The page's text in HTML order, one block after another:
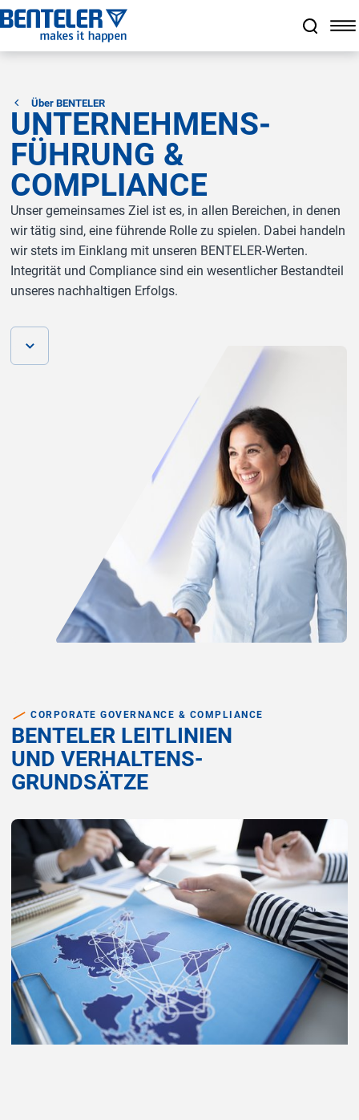
Zum Hauptinhalt springen
Zum Footer springen
Zum Ende der Navigation springen
Zum Beginn der Navigation springen
Über BENTELER
UNTERNEHMENS-
FÜHRUNG &
COMPLIANCE
Unser gemeinsames Ziel ist es, in allen Bereichen, in denen
wir tätig sind, eine führende Rolle zu spielen. Dabei handeln
wir stets im Einklang mit unseren BENTELER-Werten.
Integrität und Compliance sind ein wesentlicher Bestandteil
unseres nachhaltigen Erfolgs.
CORPORATE GOVERNANCE & COMPLIANCE
BENTELER LEITLINIEN
UND VERHALTENS-
GRUNDSÄTZE